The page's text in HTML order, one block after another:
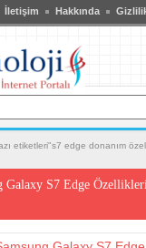
İletişim Hakkında
etiketleri"s7 edge donanım
Galaxy S7 Edge